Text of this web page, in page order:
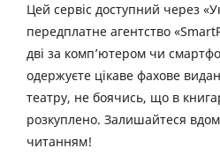
Цей сервіс доступний через
передплатне агентство
дві за комп’ютером чи
одержуєте цікаве фахове
театру, не боячись, що в
розкуплено. Залишайтеся
читанням!